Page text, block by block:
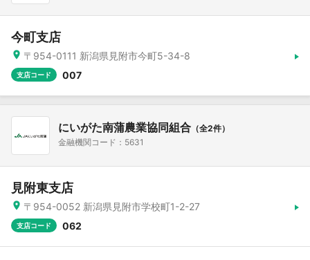
今町支店
〒954-0111 新潟県見附市今町5-34-8
支店コード 007
にいがた南蒲農業協同組合 （全2件）
金融機関コード：5631
見附東支店
〒954-0052 新潟県見附市学校町1-2-27
支店コード 062